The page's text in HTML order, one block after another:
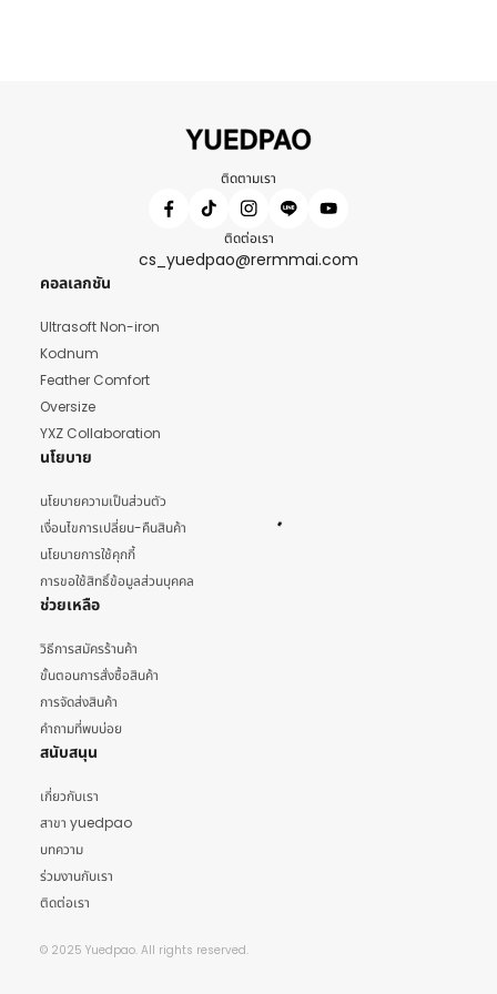
ติดตามเรา
ติดต่อเรา
cs_yuedpao@rermmai.com
คอลเลกชัน
Ultrasoft Non-iron
Kodnum
Feather Comfort
Oversize
YXZ Collaboration
นโยบาย
นโยบายความเป็นส่วนตัว
เงื่อนไขการเปลี่ยน-คืนสินค้า
นโยบายการใช้คุกกี้
การขอใช้สิทธิ์ข้อมูลส่วนบุคคล
ช่วยเหลือ
วิธีการสมัครร้านค้า
ขั้นตอนการสั่งซื้อสินค้า
การจัดส่งสินค้า
คำถามที่พบบ่อย
สนับสนุน
เกี่ยวกับเรา
สาขา yuedpao
บทความ
ร่วมงานกับเรา
ติดต่อเรา
© 2025 Yuedpao. All rights reserved.